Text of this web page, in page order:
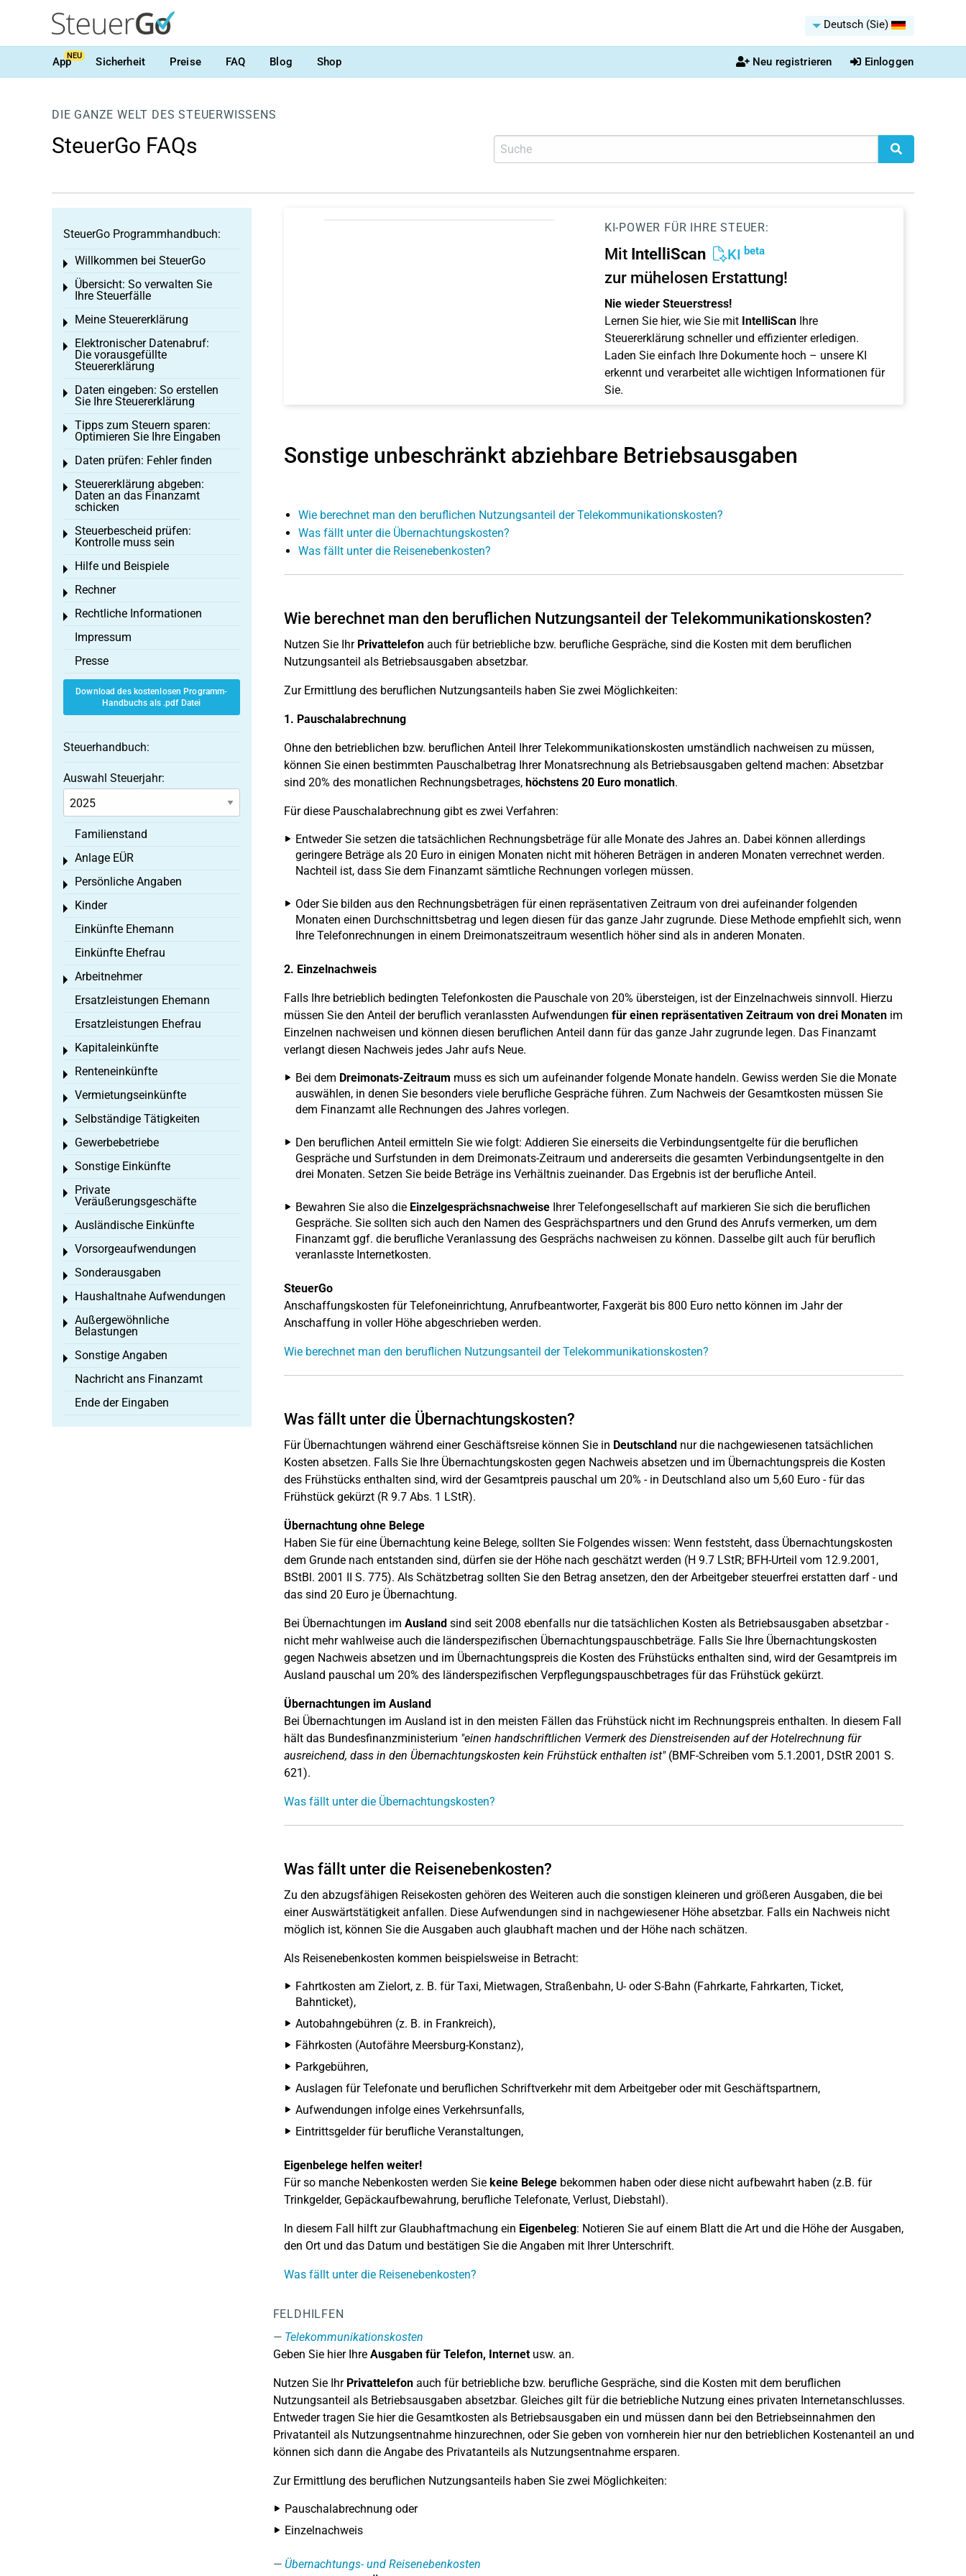
Deutsch (Sie)
AppNEU Sicherheit Preise FAQ Blog Shop Neu registrieren Einloggen
DIE GANZE WELT DES STEUERWISSENS
SteuerGo FAQs
KI-POWER FÜR IHRE STEUER:
Mit IntelliScan KI beta
zur mühelosen Erstattung!
Nie wieder Steuerstress!
Lernen Sie hier, wie Sie mit IntelliScanIhre
Steuererklärung schneller und effizienter erledigen.
Laden Sie einfach Ihre Dokumente hoch – unsere KI
erkennt und verarbeitet alle wichtigen Informationen für
Sie.
Sonstige unbeschränkt abziehbare Betriebsausgaben
Wie berechnet man den beruflichen Nutzungsanteil der Telekommunikationskosten?
Was fällt unter die Übernachtungskosten?
Was fällt unter die Reisenebenkosten?
Wie berechnet man den beruflichen Nutzungsanteil der Telekommunikationskosten?
Nutzen Sie Ihr Privattelefonauch für betriebliche bzw. berufliche Gespräche, sind die Kosten mit dem beruflichen
Nutzungsanteil als Betriebsausgaben absetzbar.
Zur Ermittlung des beruflichen Nutzungsanteils haben Sie zwei Möglichkeiten:
1. Pauschalabrechnung
Ohne den betrieblichen bzw. beruflichen Anteil Ihrer Telekommunikationskosten umständlich nachweisen zu müssen,
können Sie einen bestimmten Pauschalbetrag Ihrer Monatsrechnung als Betriebsausgaben geltend machen: Absetzbar
sind 20% des monatlichen Rechnungsbetrages, höchstens 20 Euro monatlich.
Für diese Pauschalabrechnung gibt es zwei Verfahren:
Entweder Sie setzen die tatsächlichen Rechnungsbeträge für alle Monate des Jahres an. Dabei können allerdings
geringere Beträge als 20 Euro in einigen Monaten nicht mit höheren Beträgen in anderen Monaten verrechnet werden.
Nachteil ist, dass Sie dem Finanzamt sämtliche Rechnungen vorlegen müssen.
Oder Sie bilden aus den Rechnungsbeträgen für einen repräsentativen Zeitraum von drei aufeinander folgenden
Monaten einen Durchschnittsbetrag und legen diesen für das ganze Jahr zugrunde. Diese Methode empfiehlt sich, wenn
Ihre Telefonrechnungen in einem Dreimonatszeitraum wesentlich höher sind als in anderen Monaten.
2. Einzelnachweis
Falls Ihre betrieblich bedingten Telefonkosten die Pauschale von 20% übersteigen, ist der Einzelnachweis sinnvoll. Hierzu
müssen Sie den Anteil der beruflich veranlassten Aufwendungen für einen repräsentativen Zeitraum von drei Monatenim
Einzelnen nachweisen und können diesen beruflichen Anteil dann für das ganze Jahr zugrunde legen. Das Finanzamt
verlangt diesen Nachweis jedes Jahr aufs Neue.
Bei dem Dreimonats-Zeitraum muss es sich um aufeinander folgende Monate handeln. Gewiss werden Sie die Monate
auswählen, in denen Sie besonders viele berufliche Gespräche führen. Zum Nachweis der Gesamtkosten müssen Sie
dem Finanzamt alle Rechnungen des Jahres vorlegen.
Den beruflichen Anteil ermitteln Sie wie folgt: Addieren Sie einerseits die Verbindungsentgelte für die beruflichen
Gespräche und Surfstunden in dem Dreimonats-Zeitraum und andererseits die gesamten Verbindungsentgelte in den
drei Monaten. Setzen Sie beide Beträge ins Verhältnis zueinander. Das Ergebnis ist der berufliche Anteil.
Bewahren Sie also die EinzelgesprächsnachweiseIhrer Telefongesellschaft auf markieren Sie sich die beruflichen
Gespräche. Sie sollten sich auch den Namen des Gesprächspartners und den Grund des Anrufs vermerken, um dem
Finanzamt ggf. die berufliche Veranlassung des Gesprächs nachweisen zu können. Dasselbe gilt auch für beruflich
veranlasste Internetkosten.
SteuerGo
Anschaffungskosten für Telefoneinrichtung, Anrufbeantworter, Faxgerät bis 800 Euro netto können im Jahr der
Anschaffung in voller Höhe abgeschrieben werden.
Wie berechnet man den beruflichen Nutzungsanteil der Telekommunikationskosten?
Was fällt unter die Übernachtungskosten?
Für Übernachtungen während einer Geschäftsreise können Sie in Deutschlandnur die nachgewiesenen tatsächlichen
Kosten absetzen. Falls Sie Ihre Übernachtungskosten gegen Nachweis absetzen und im Übernachtungspreis die Kosten
des Frühstücks enthalten sind, wird der Gesamtpreis pauschal um 20% - in Deutschland also um 5,60 Euro - für das
Frühstück gekürzt (R 9.7 Abs. 1 LStR).
Übernachtung ohne Belege
Haben Sie für eine Übernachtung keine Belege, sollten Sie Folgendes wissen: Wenn feststeht, dass Übernachtungskosten
dem Grunde nach entstanden sind, dürfen sie der Höhe nach geschätzt werden (H 9.7 LStR; BFH-Urteil vom 12.9.2001,
BStBl. 2001 II S. 775). Als Schätzbetrag sollten Sie den Betrag ansetzen, den der Arbeitgeber steuerfrei erstatten darf - und
das sind 20 Euro je Übernachtung.
Bei Übernachtungen im Auslandsind seit 2008 ebenfalls nur die tatsächlichen Kosten als Betriebsausgaben absetzbar -
nicht mehr wahlweise auch die länderspezifischen Übernachtungspauschbeträge. Falls Sie Ihre Übernachtungskosten
gegen Nachweis absetzen und im Übernachtungspreis die Kosten des Frühstücks enthalten sind, wird der Gesamtpreis im
Ausland pauschal um 20% des länderspezifischen Verpflegungspauschbetrages für das Frühstück gekürzt.
Übernachtungen im Ausland
Bei Übernachtungen im Ausland ist in den meisten Fällen das Frühstück nicht im Rechnungspreis enthalten. In diesem Fall
hält das Bundesfinanzministerium "einen handschriftlichen Vermerk des Dienstreisenden auf der Hotelrechnung für
ausreichend, dass in den Übernachtungskosten kein Frühstück enthalten ist"(BMF-Schreiben vom 5.1.2001, DStR 2001 S.
621).
Was fällt unter die Übernachtungskosten?
Was fällt unter die Reisenebenkosten?
Zu den abzugsfähigen Reisekosten gehören des Weiteren auch die sonstigen kleineren und größeren Ausgaben, die bei
einer Auswärtstätigkeit anfallen. Diese Aufwendungen sind in nachgewiesener Höhe absetzbar. Falls ein Nachweis nicht
möglich ist, können Sie die Ausgaben auch glaubhaft machen und der Höhe nach schätzen.
Als Reisenebenkosten kommen beispielsweise in Betracht:
Fahrtkosten am Zielort, z. B. für Taxi, Mietwagen, Straßenbahn, U- oder S-Bahn (Fahrkarte, Fahrkarten, Ticket,
Bahnticket),
Autobahngebühren (z. B. in Frankreich),
Fährkosten (Autofähre Meersburg-Konstanz),
Parkgebühren,
Auslagen für Telefonate und beruflichen Schriftverkehr mit dem Arbeitgeber oder mit Geschäftspartnern,
Aufwendungen infolge eines Verkehrsunfalls,
Eintrittsgelder für berufliche Veranstaltungen,
Eigenbelege helfen weiter!
Für so manche Nebenkosten werden Sie keine Belegebekommen haben oder diese nicht aufbewahrt haben (z.B. für
Trinkgelder, Gepäckaufbewahrung, berufliche Telefonate, Verlust, Diebstahl).
In diesem Fall hilft zur Glaubhaftmachung ein Eigenbeleg: Notieren Sie auf einem Blatt die Art und die Höhe der Ausgaben,
den Ort und das Datum und bestätigen Sie die Angaben mit Ihrer Unterschrift.
Was fällt unter die Reisenebenkosten?
FELDHILFEN
Telekommunikationskosten
Geben Sie hier IhreAusgaben für Telefon, Internetusw. an.
Nutzen Sie Ihr Privattelefonauch für betriebliche bzw. berufliche Gespräche, sind die Kosten mit dem beruflichen
Nutzungsanteil als Betriebsausgaben absetzbar. Gleiches gilt für die betriebliche Nutzung eines privaten Internetanschlusses.
Entweder tragen Sie hier die Gesamtkosten als Betriebsausgaben ein und müssen dann bei den Betriebseinnahmen den
Privatanteil als Nutzungsentnahme hinzurechnen, oder Sie geben von vornherein hier nur den betrieblichen Kostenanteil an und
können sich dann die Angabe des Privatanteils als Nutzungsentnahme ersparen.
Zur Ermittlung des beruflichen Nutzungsanteils haben Sie zwei Möglichkeiten:
Pauschalabrechnung oder
Einzelnachweis
Übernachtungs- und Reisenebenkosten
SteuerGo Programmhandbuch:
Willkommen bei SteuerGo
Toggle menu
Übersicht: So verwalten Sie
Ihre Steuerfälle
Toggle menu
Meine Steuererklärung
Toggle menu
Elektronischer Datenabruf:
Die vorausgefüllte
Steuererklärung
Toggle menu
Daten eingeben: So erstellen
Sie Ihre Steuererklärung
Toggle menu
Tipps zum Steuern sparen:
Optimieren Sie Ihre Eingaben
Toggle menu
Daten prüfen: Fehler finden
Toggle menu
Steuererklärung abgeben:
Daten an das Finanzamt
schicken
Toggle menu
Steuerbescheid prüfen:
Kontrolle muss sein
Toggle menu
Hilfe und Beispiele
Toggle menu
Rechner
Toggle menu
Rechtliche Informationen
Toggle menu
Impressum
Presse
Download des kostenlosen Programm-
Handbuchs als .pdf Datei
Steuerhandbuch:
Auswahl Steuerjahr:
Familienstand
Anlage EÜR
Toggle menu
Persönliche Angaben
Toggle menu
Kinder
Toggle menu
Einkünfte Ehemann
Einkünfte Ehefrau
Arbeitnehmer
Toggle menu
Ersatzleistungen Ehemann
Ersatzleistungen Ehefrau
Kapitaleinkünfte
Toggle menu
Renteneinkünfte
Toggle menu
Vermietungseinkünfte
Toggle menu
Selbständige Tätigkeiten
Toggle menu
Gewerbebetriebe
Toggle menu
Sonstige Einkünfte
Toggle menu
Private
Veräußerungsgeschäfte
Toggle menu
Ausländische Einkünfte
Toggle menu
Vorsorgeaufwendungen
Toggle menu
Sonderausgaben
Toggle menu
Haushaltnahe Aufwendungen
Toggle menu
Außergewöhnliche
Belastungen
Toggle menu
Sonstige Angaben
Toggle menu
Nachricht ans Finanzamt
Ende der Eingaben